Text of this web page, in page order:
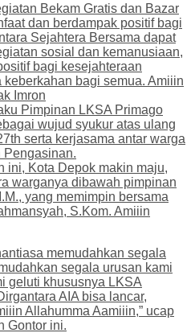
Bekam Gratis dan Bazar
dan berdampak positif bagi
Sejahtera Bersama dapat
sosial dan kemanusiaan,
bagi kesejahteraan
bagi semua. Amiiin
Imron
Pimpinan LKSA Primago
wujud syukur atas ulang
serta kerjasama antar warga
Pengasinan.
ini, Kota Depok makin maju,
warganya dibawah pimpinan
yang memimpin bersama
S.Kom. Amiiin
memudahkan segala
segala urusan kami
geluti khususnya LKSA
AIA bisa lancar,
Allahumma Aamiiin,” ucap
Gontor ini.